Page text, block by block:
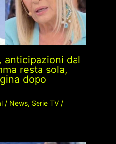
anticipazioni dal
resta sola,
dopo
/ News, Serie TV/